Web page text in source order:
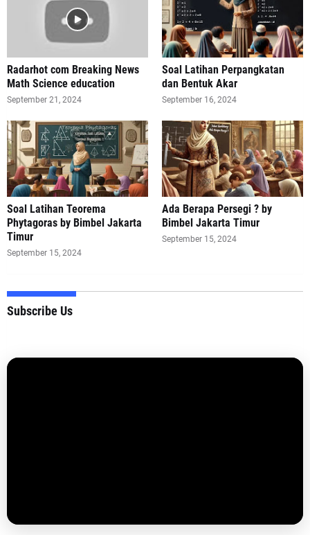
Radarhot com Breaking News
Math Science education
September 21, 2024
Soal Latihan Perpangkatan
dan Bentuk Akar
September 16, 2024
Soal Latihan Teorema
Phytagoras by Bimbel Jakarta
Timur
September 15, 2024
Ada Berapa Persegi ? by
Bimbel Jakarta Timur
September 15, 2024
Subscribe Us